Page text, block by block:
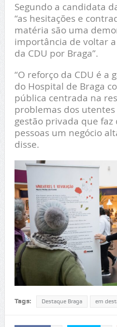
Segundo a candidata
“as hesitações e
matéria são uma
importância de voltar
da CDU por Braga”.
“O reforço da CDU é a
do Hospital de Braga
pública centrada na
problemas dos
gestão privada que faz
pessoas um negócio
disse.
Tags: Destaque Braga em